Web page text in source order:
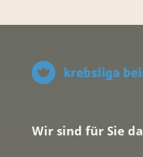
Wir sind für Sie da